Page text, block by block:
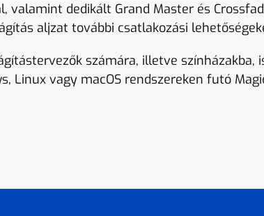
valamint dedikált Grand Master és
aljzat további csatlakozási
számára, illetve színházakba,
Linux vagy macOS rendszereken futó